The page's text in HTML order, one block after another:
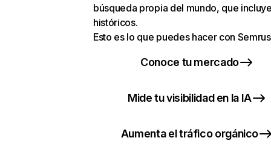
búsqueda propia del mundo, que
históricos.
Esto es lo que puedes hacer con
Conoce tu mercado
Mide tu visibilidad en la IA
Aumenta el tráfico orgánico